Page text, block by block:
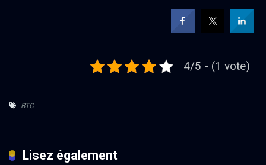
4/5 - (1 vote)
BTC
Lisez également